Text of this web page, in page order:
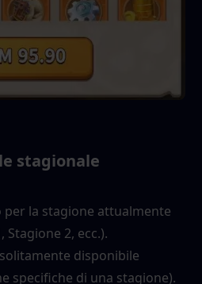
stagionale
per la stagione attualmente
Stagione 2, ecc.).
disponibile
specifiche di una stagione).